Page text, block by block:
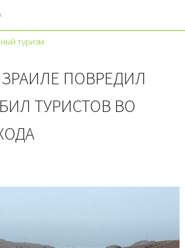
туризм
ПОВРЕДИЛ
ТУРИСТОВ ВО